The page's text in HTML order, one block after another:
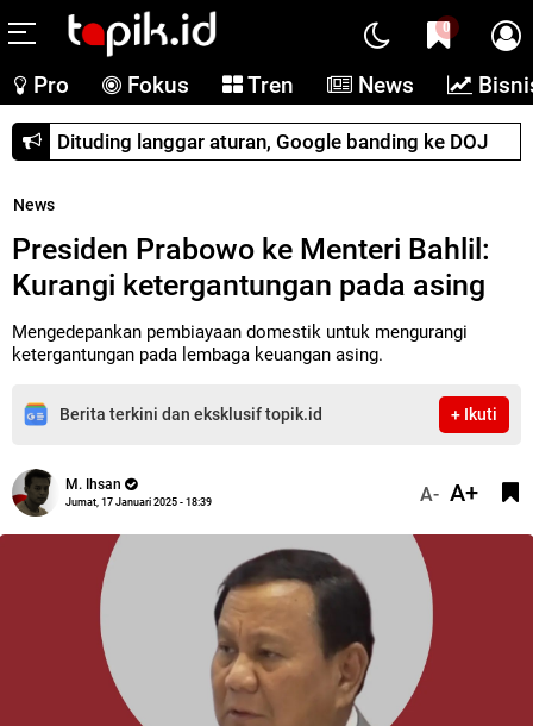
0
Pro Fokus Tren News
Dituding langgar aturan, Google banding ke DOJ
News
Presiden Prabowo ke Menteri Bahlil:
Kurangi ketergantungan pada asing
Mengedepankan pembiayaan domestik untuk mengurangi
ketergantungan pada lembaga keuangan asing.
Berita terkini dan eksklusif topik.id + Ikuti
M. Ihsan
Jumat, 17 Januari 2025 - 18:39 A- A+